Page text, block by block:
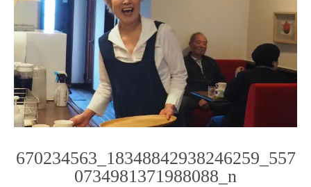
670234563_18348842938246259_557
0734981371988088_n